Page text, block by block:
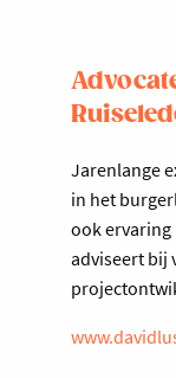
Jarenlange
in het
ook ervaring
adviseert bij